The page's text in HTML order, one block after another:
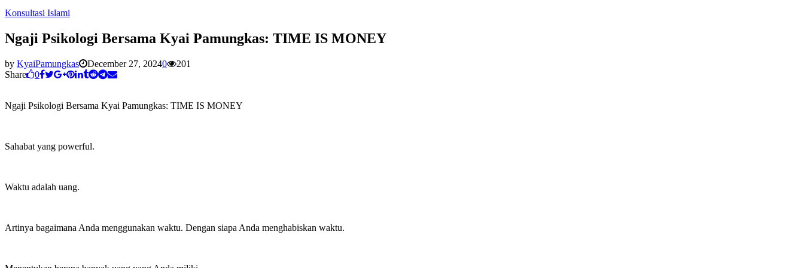
Konsultasi Islami
Ngaji Psikologi Bersama Kyai Pamungkas: TIME IS MONEY
by KyaiPamungkas December 27, 20240
201
Share
0
Ngaji Psikologi Bersama Kyai Pamungkas: TIME IS MONEY
Sahabat yang powerful.
Waktu adalah uang.
Artinya bagaimana Anda menggunakan waktu. Dengan siapa Anda menghabiskan waktu.